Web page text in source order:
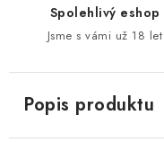
Spolehlivý eshop
Jsme s vámi už 18 let
Popis produktu